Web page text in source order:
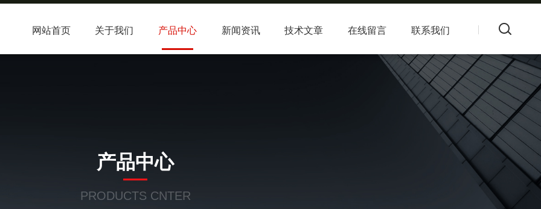
网站首页 关于我们 产品中心 新闻资讯 技术文章 在线留言 联系我们
产品中心
PRODUCTS CNTER